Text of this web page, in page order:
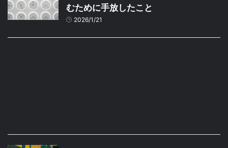
むために手放したこと
2026/1/21